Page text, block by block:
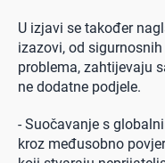
U izjavi se također
izazovi, od
problema, zahtijevaju
ne dodatne podjele.
- Suočavanje s
kroz međusobno